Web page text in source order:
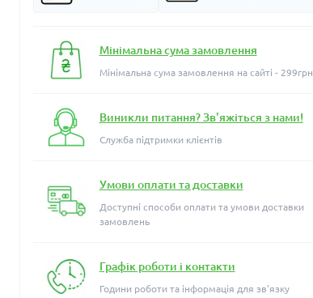
Мінімальна сума замовлення
Мінімальна сума замовлення на сайті - 299грн
Виникли питання? Зв'яжіться з нами!
Служба підтримки клієнтів
Умови оплати та доставки
Доступні способи оплати та умови доставки
замовлень
Графік роботи і контакти
Години роботи та інформація для зв'язку